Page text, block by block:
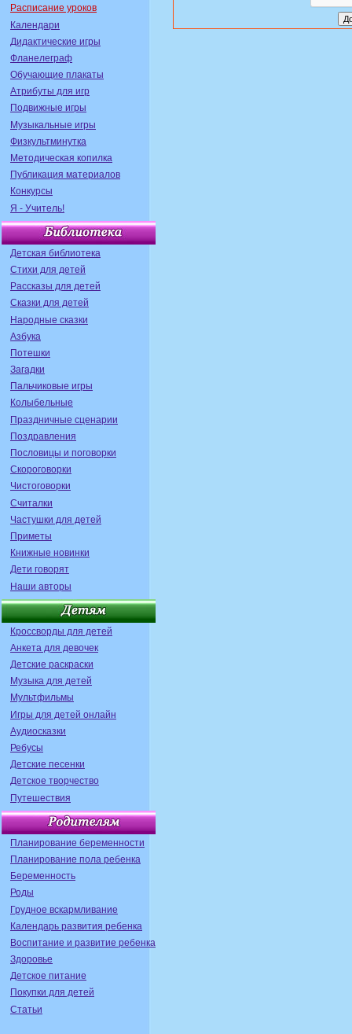
Расписание уроков
Календари
Дидактические игры
Фланелеграф
Обучающие плакаты
Атрибуты для игр
Подвижные игры
Музыкальные игры
Физкультминутка
Методическая копилка
Публикация материалов
Конкурсы
Я - Учитель!
Детская библиотека
Стихи для детей
Рассказы для детей
Сказки для детей
Народные сказки
Азбука
Потешки
Загадки
Пальчиковые игры
Колыбельные
Праздничные сценарии
Поздравления
Пословицы и поговорки
Скороговорки
Чистоговорки
Считалки
Частушки для детей
Приметы
Книжные новинки
Дети говорят
Наши авторы
Кроссворды для детей
Анкета для девочек
Детские раскраски
Музыка для детей
Мультфильмы
Игры для детей онлайн
Аудиосказки
Ребусы
Детские песенки
Детское творчество
Путешествия
Планирование беременности
Планирование пола ребенка
Беременность
Роды
Грудное вскармливание
Календарь развития ребенка
Воспитание и развитие ребенка
Здоровье
Детское питание
Покупки для детей
Статьи